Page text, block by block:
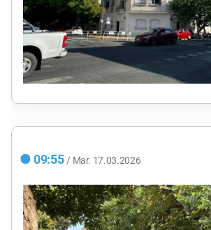
09:55 / Mar. 17.03.2026